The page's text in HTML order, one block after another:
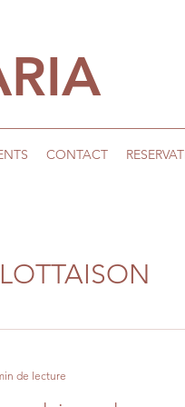
CONTACT
de lecture